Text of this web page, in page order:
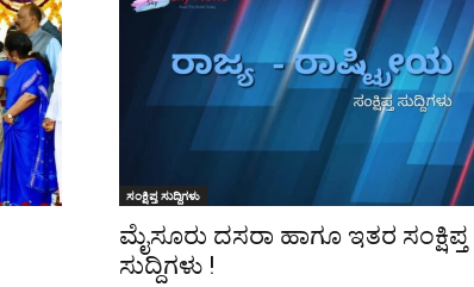
ಸಂಕ್ಷಿಪ್ತ ಸುದ್ದಿಗಳು
ಮೈಸೂರು ದಸರಾ ಹಾಗೂ ಇತರ ಸಂಕ್ಷಿಪ್ತ
ಸುದ್ದಿಗಳು !